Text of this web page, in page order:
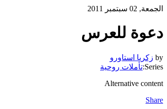
الجمعة, 02 سبتمبر 2011
دعوة للعرس
by زكريا استاورو
Series: تأملات روحية
Alternative content
Share